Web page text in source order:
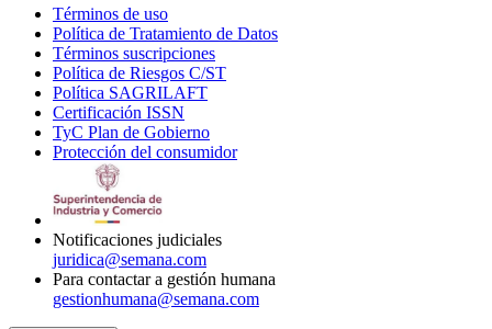
Términos de uso
in
new
window
Política de Tratamiento de Datos
Términos suscripciones
in
Política de Riesgos C/ST
Política SAGRILAFT
new
window
Certificación ISSN
in
new
TyC Plan de Gobierno
in
Protección del consumidorOpens
Notificaciones judiciales
juridica@semana.com
Para contactar a gestión humana
gestionhumana@semana.com